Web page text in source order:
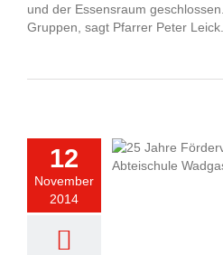
und der Essensraum
Gruppen, sagt Pfarrer Peter
12
November
2014